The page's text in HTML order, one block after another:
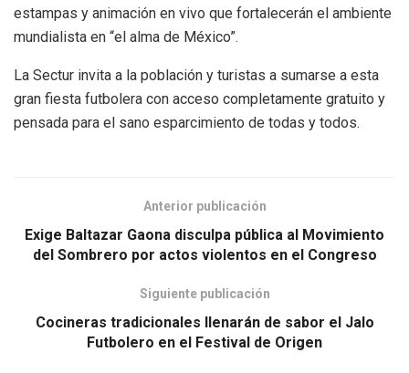
estampas y animación en vivo que fortalecerán el ambiente
mundialista en “el alma de México”.
La Sectur invita a la población y turistas a sumarse a esta
gran fiesta futbolera con acceso completamente gratuito y
pensada para el sano esparcimiento de todas y todos.
Anterior publicación
Exige Baltazar Gaona disculpa pública al Movimiento
del Sombrero por actos violentos en el Congreso
Siguiente publicación
Cocineras tradicionales llenarán de sabor el Jalo
Futbolero en el Festival de Origen